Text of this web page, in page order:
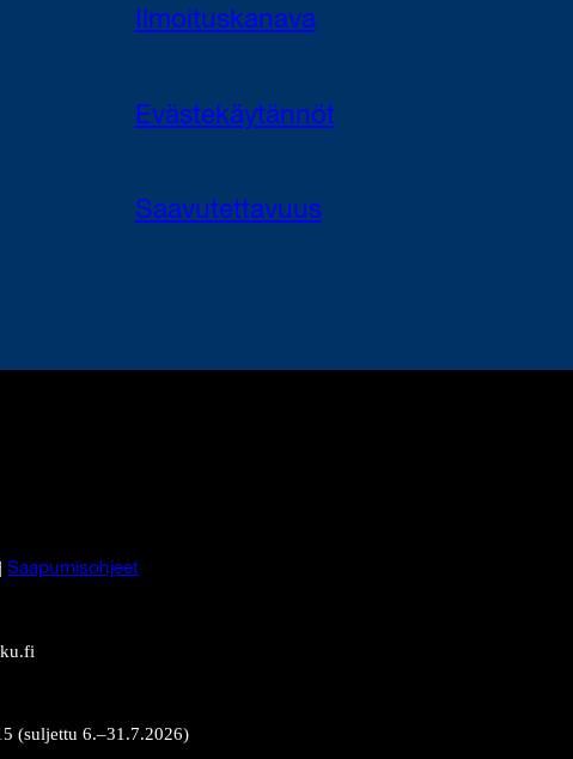
Ilmoituskanava
Evästekäytännöt
Saavutettavuus
Saapumisohjeet
(suljettu 6.–31.7.2026)